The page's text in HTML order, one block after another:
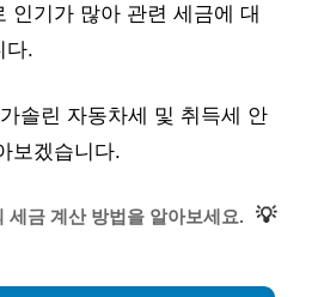
인기가 많아 관련 세금에 대
다.
솔린 자동차세 및 취득세 안
보겠습니다.
세금 계산 방법을 알아보세요. 💡